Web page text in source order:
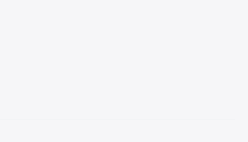
satu cara inovatif yang bisa